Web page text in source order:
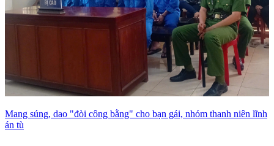
Mang súng, dao "đòi công bằng" cho bạn gái, nhóm thanh niên lĩnh
án tù